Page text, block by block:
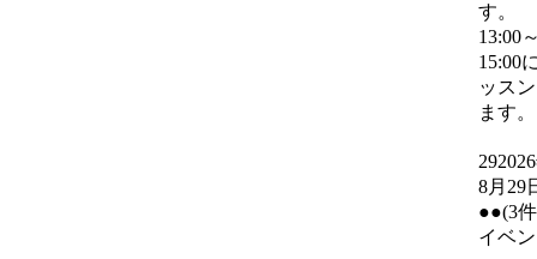
す。
13:00
15:00
ッス
ます。
29
8月29
●●(3
イベ